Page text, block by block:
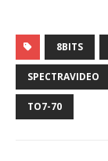
8BITS
SPECTRAVIDEO
TO7-70